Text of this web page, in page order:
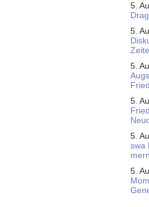
5.
5.
5.
5.
5.
swa
5.